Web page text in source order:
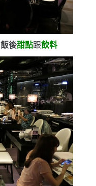
飯後甜點跟飲料